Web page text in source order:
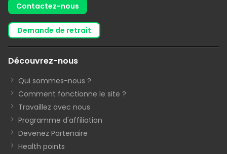
Contactez-nous
demande de retrait
Découvrez-nous
Qui sommes-nous ?
Comment fonctionne le site ?
Travaillez avec nous
Programme d'affiliation
Devenez Partenaire
Health points